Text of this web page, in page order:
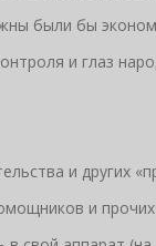
были бы
и глаз
и других
и